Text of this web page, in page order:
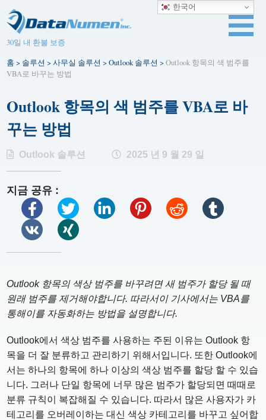
30일 내 환불 보증
홈 > 솔루션 >사무실 솔루션 >Outlook 솔루션 >Outlook 항목의 색 범주를
VBA로 바꾸는 방법
Outlook 항목의 색 범주를 VBA로 바
꾸는 방법
Outlook 솔루션 2025 년 9 월 29 일
지금 공유 :
Outlook 항목의 색상 범주를 바꾸려면 새 범주가 할당 될 때
원래 범주를 제거해야합니다. 따라서이 기사에서는 VBA를
통해이를 자동화하는 방법을 설명합니다.
Outlook에서 색상 범주를 사용하는 주된 이유는 Outlook 항
목을 더 잘 분류하고 관리하기 위해서입니다. 또한 Outlook에
서는 하나의 항목에 하나 이상의 색상 범주를 할당 할 수 있습
니다. 그러나 단일 항목에 너무 많은 범주가 할당되면 때때로
분류 규칙이 복잡해질 수 있습니다. 따라서 많은 사용자가 카
테고리를 오버레이하는 대신 색상 카테고리를 바꾸고 싶어합
한국어